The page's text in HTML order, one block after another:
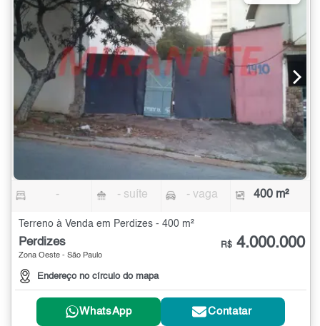
- - suíte - vaga 400 m²
Terreno à Venda em Perdizes - 400 m²
Perdizes
Zona Oeste - São Paulo
Endereço no círculo do mapa
R$ 4.000.000
WhatsApp Contatar